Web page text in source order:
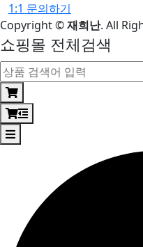
1:1 문의하기
Copyright©재희난. All
쇼핑몰 전체검색